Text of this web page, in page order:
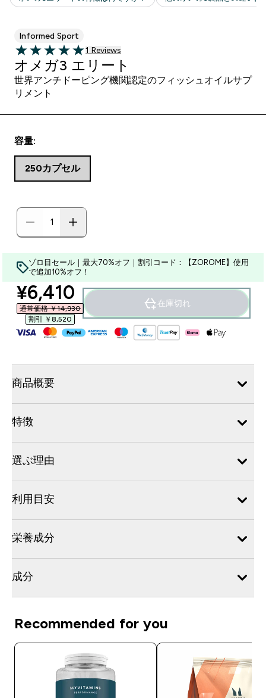
Informed Sport
5 out of 5 stars
1 ＋件の口コミ
1 Reviews
オメガ3 エリート
世界アンチドーピング機関認定のフィッシュオイルサプ
リメント
容量:
250カプセル
ゾロ目セール｜最大70%オフ｜割引コード：【ZOROME】使用
で追加10%オフ！
discounted price
¥6,410‎
通常価格 ￥14,930‎
割引 ￥8,520‎
在庫切れ
商品概要
特徴
選ぶ理由
利用目安
栄養成分
成分
Recommended for you